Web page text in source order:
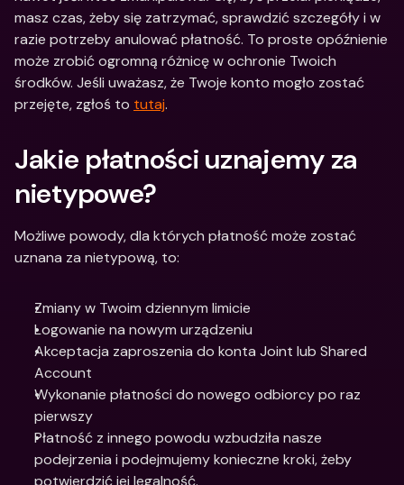
masz czas, żeby się zatrzymać, sprawdzić szczegóły i w
razie potrzeby anulować płatność. To proste opóźnienie
może zrobić ogromną różnicę w ochronie Twoich
środków. Jeśli uważasz, że Twoje konto mogło zostać
przejęte, zgłoś to tutaj.
Jakie płatności uznajemy za
nietypowe?
Możliwe powody, dla których płatność może zostać
uznana za nietypową, to:
Zmiany w Twoim dziennym limicie
Logowanie na nowym urządzeniu
Akceptacja zaproszenia do konta Joint lub Shared
Account
Wykonanie płatności do nowego odbiorcy po raz
pierwszy
Płatność z innego powodu wzbudziła nasze
podejrzenia i podejmujemy konieczne kroki, żeby
potwierdzić jej legalność.